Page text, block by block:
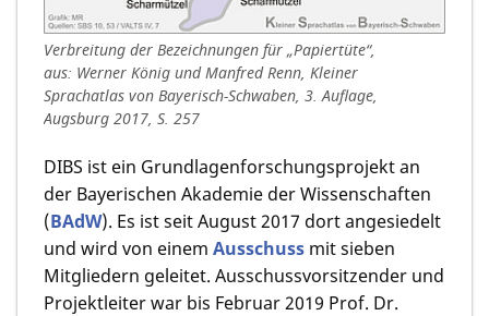
Verbreitung der Bezeichnungen für „Papiertüte“,
aus: Werner König und Manfred Renn, Kleiner
Sprachatlas von Bayerisch-Schwaben, 3. Auflage,
Augsburg 2017, S. 257
DIBS ist ein Grundlagenforschungsprojekt an
der Bayerischen Akademie der Wissenschaften
(BAdW). Es ist seit August 2017 dort angesiedelt
und wird von einem Ausschuss mit sieben
Mitgliedern geleitet. Ausschussvorsitzender und
Projektleiter war bis Februar 2019 Prof. Dr.